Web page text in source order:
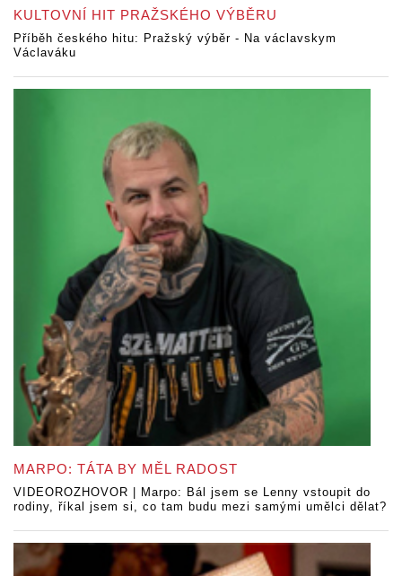
KULTOVNÍ HIT PRAŽSKÉHO VÝBĚRU
Příběh českého hitu: Pražský výběr - Na václavskym
Václaváku
MARPO: TÁTA BY MĚL RADOST
VIDEOROZHOVOR | Marpo: Bál jsem se Lenny vstoupit do
rodiny, říkal jsem si, co tam budu mezi samými umělci dělat?